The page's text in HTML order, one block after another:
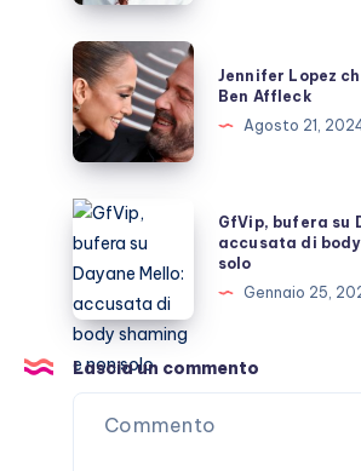
della
situazione
Jennifer
Lopez
chiede
il
divorzio
da
Ben
Affleck
Jennifer Lopez
Ben Affleck
Agosto 21,
GfVip,
bufera
su
Dayane
Mello:
accusata
di
body
GfVip, bufera su
accusata di
solo
Gennaio 25,
Lascia un commento